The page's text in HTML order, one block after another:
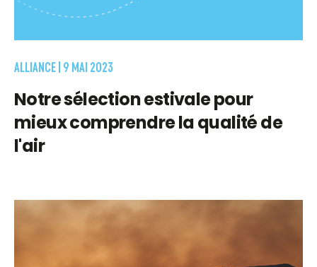
ALLIANCE | 9 MAI 2023
Notre sélection estivale pour
mieux comprendre la qualité de
l'air